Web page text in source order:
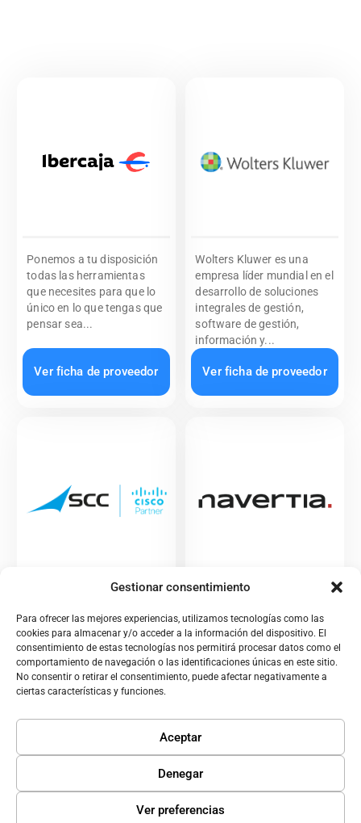
Gestionar consentimiento
Para ofrecer las mejores experiencias, utilizamos tecnologías como las
cookies para almacenar y/o acceder a la información del dispositivo. El
consentimiento de estas tecnologías nos permitirá procesar datos como el
comportamiento de navegación o las identificaciones únicas en este sitio.
No consentir o retirar el consentimiento, puede afectar negativamente a
ciertas características y funciones.
Aceptar
Denegar
Ver preferencias
Ver ficha de proveedor
Ponemos a tu disposición
todas las herramientas
que necesites para que lo
único en lo que tengas que
pensar sea...
Ver ficha de proveedor
Wolters Kluwer es una
empresa líder mundial en el
desarrollo de soluciones
integrales de gestión,
software de gestión,
información y...
independiente de TI en
Europa, con más de 40
años de experiencia en la
planificación,...
negocio con la tecnología
que necesitas.
Estructuramos tu entorno
digital con soluciones a
medida, alineadas con...